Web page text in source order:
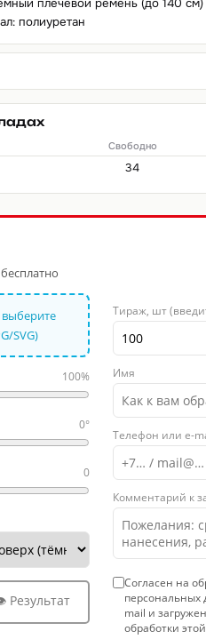
полиуретан
Свободно
34
Фото 8 Фото 9
SVG)
100%
0°
0
Результат
Тираж, шт
Имя
Телефон или e-
Комментарий к
Согласен на
mail и
обработки